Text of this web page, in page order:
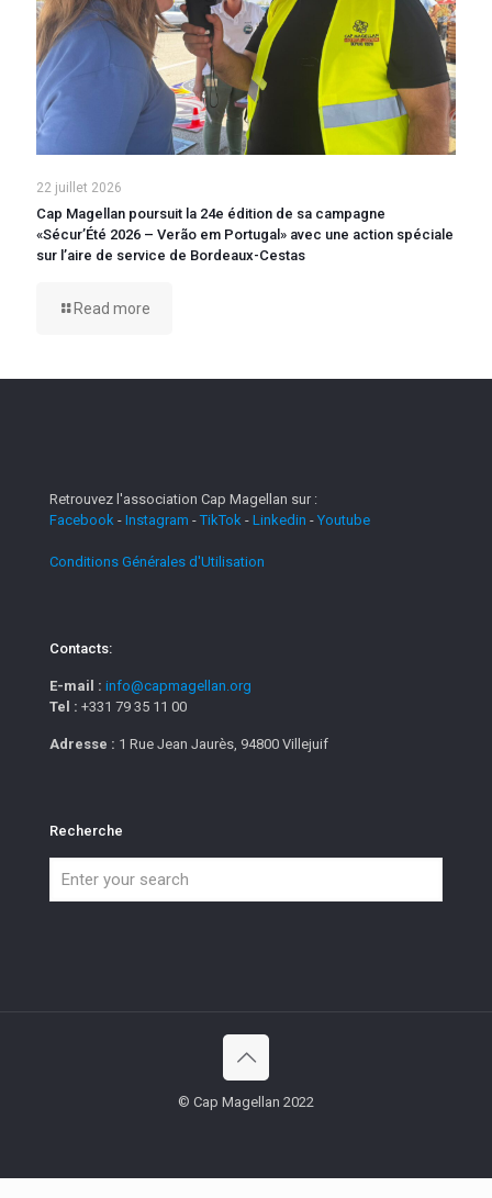
22 juillet 2026
Cap Magellan poursuit la 24e édition de sa campagne
«Sécur’Été 2026 – Verão em Portugal» avec une action spéciale
sur l’aire de service de Bordeaux-Cestas
Read more
Retrouvez l'association Cap Magellan sur :
Facebook - Instagram -TikTok - Linkedin - Youtube
Conditions Générales d'Utilisation
Contacts:
E-mail : info@capmagellan.org
Tel : +331 79 35 11 00
Adresse : 1 Rue Jean Jaurès, 94800 Villejuif
Recherche
© Cap Magellan 2022